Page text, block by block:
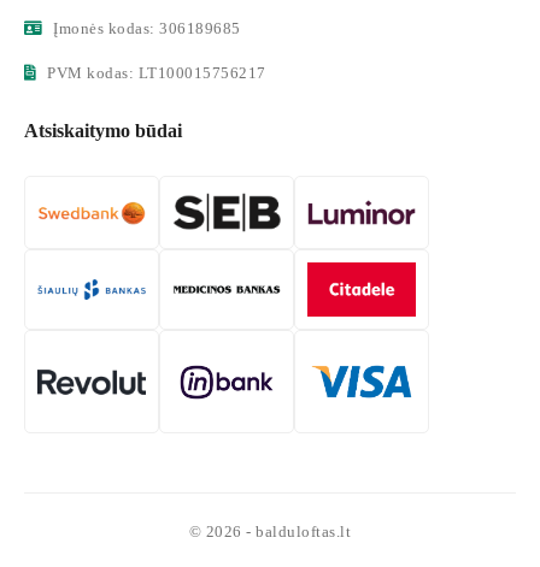
Įmonės kodas: 306189685
PVM kodas: LT100015756217
Atsiskaitymo būdai
© 2026 - balduloftas.lt